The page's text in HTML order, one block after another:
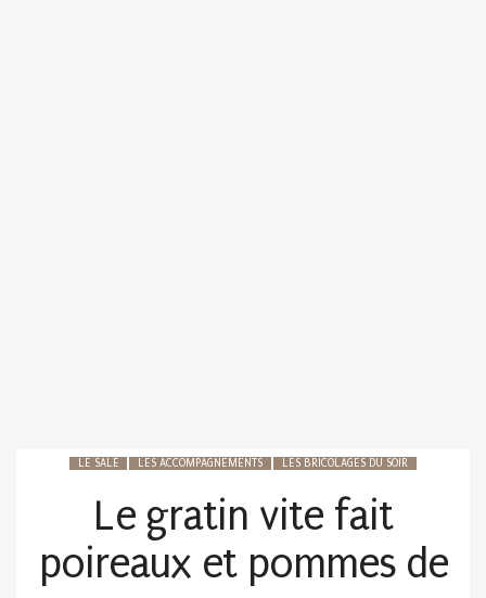
LE SALÉ LES ACCOMPAGNEMENTS LES BRICOLAGES DU SOIR
Le gratin vite fait
poireaux et pommes de